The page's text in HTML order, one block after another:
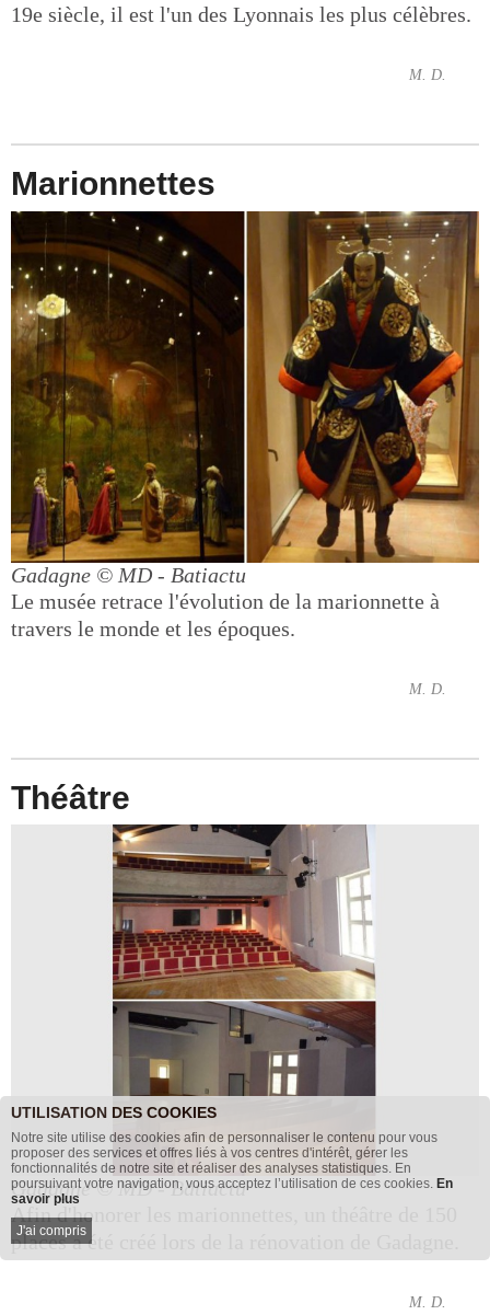
19e siècle, il est l'un des Lyonnais les plus célèbres.
M. D.
Marionnettes
Gadagne © MD - Batiactu
Le musée retrace l'évolution de la marionnette à
travers le monde et les époques.
M. D.
Théâtre
Gadagne © MD - Batiactu
Afin d'honorer les marionnettes, un théâtre de 150
places a été créé lors de la rénovation de Gadagne.
M. D.
UTILISATION DES COOKIES
Notre site utilise des cookies afin de personnaliser le contenu pour vous
proposer des services et offres liés à vos centres d'intérêt, gérer les
fonctionnalités de notre site et réaliser des analyses statistiques. En
poursuivant votre navigation, vous acceptez l’utilisation de ces cookies. En
savoir plus
J'ai compris